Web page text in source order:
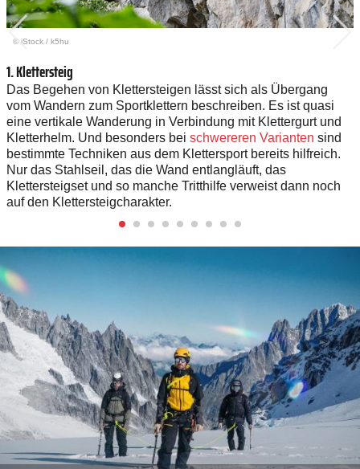
© iStock / k5hu
1. Klettersteig
Das Begehen von Klettersteigen lässt sich als Übergang
vom Wandern zum Sportklettern beschreiben. Es ist quasi
eine vertikale Wanderung in Verbindung mit Klettergurt und
Kletterhelm. Und besonders bei schwereren Varianten sind
bestimmte Techniken aus dem Klettersport bereits hilfreich.
Nur das Stahlseil, das die Wand entlangläuft, das
Klettersteigset und so manche Tritthilfe verweist dann noch
auf den Klettersteigcharakter.